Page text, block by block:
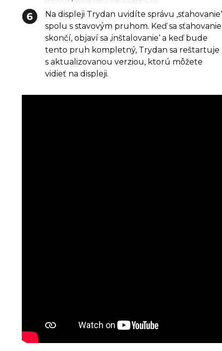
Na displeji Trydan uvidíte správu ‚sťahovanie‘
spolu s stavovým pruhom. Keď sa sťahovanie
skončí, objaví sa ‚inštalovanie‘ a keď bude
tento pruh kompletný, Trydan sa reštartuje
s aktualizovanou verziou, ktorú môžete
vidieť na displeji.